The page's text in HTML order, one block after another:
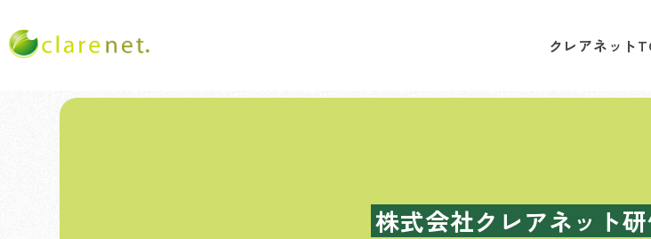
クレアネット
株式会社クレアネット